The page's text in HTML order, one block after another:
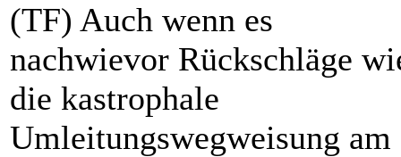
(TF) Auch wenn es
nachwievor Rückschläge
die kastrophale
Umleitungswegweisung am